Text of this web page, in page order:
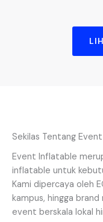
Sekilas Tentang
Event Inflatable
inflatable untuk
Kami dipercaya oleh
kampus, hingga
event berskala lokal